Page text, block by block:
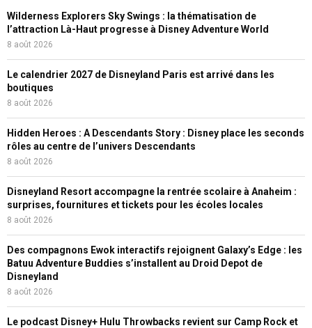
Wilderness Explorers Sky Swings : la thématisation de
l’attraction Là-Haut progresse à Disney Adventure World
8 août 2026
Le calendrier 2027 de Disneyland Paris est arrivé dans les
boutiques
8 août 2026
Hidden Heroes : A Descendants Story : Disney place les seconds
rôles au centre de l’univers Descendants
8 août 2026
Disneyland Resort accompagne la rentrée scolaire à Anaheim :
surprises, fournitures et tickets pour les écoles locales
8 août 2026
Des compagnons Ewok interactifs rejoignent Galaxy’s Edge : les
Batuu Adventure Buddies s’installent au Droid Depot de
Disneyland
8 août 2026
Le podcast Disney+ Hulu Throwbacks revient sur Camp Rock et